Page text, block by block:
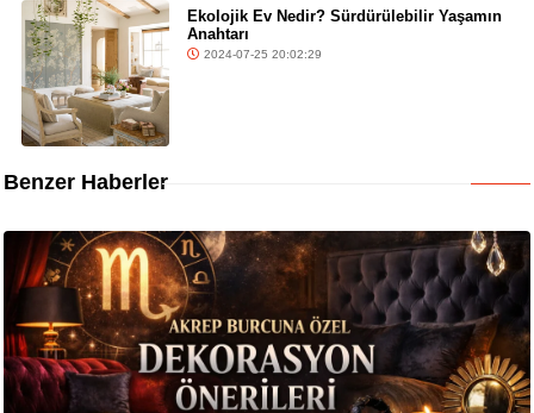
Ekolojik Ev Nedir? Sürdürülebilir Yaşamın
Anahtarı
2024-07-25 20:02:29
Benzer Haberler